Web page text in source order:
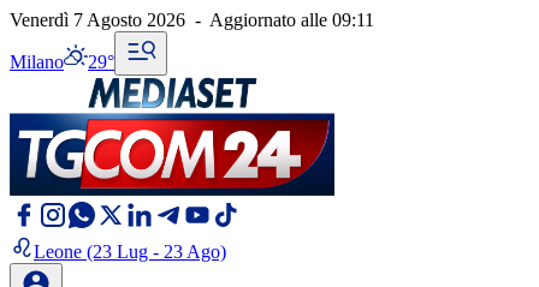
Venerdì 7 Agosto 2026 - Aggiornato alle 09:11
Milano 29°
Leone (23 Lug - 23 Ago)